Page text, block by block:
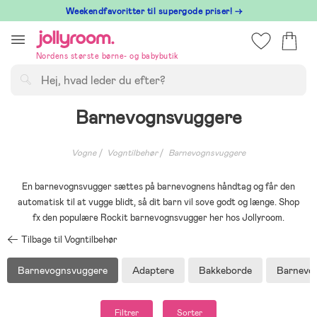
till
innehållet
⁠ Weekendfavoritter til supergode priser! →
Nordens største børne- og babybutik
Barnevognsvuggere
Vogne Vogntilbehør Barnevognsvuggere
En barnevognsvugger sættes på barnevognens håndtag og får den
automatisk til at vugge blidt, så dit barn vil sove godt og længe. Shop
fx den populære Rockit barnevognsvugger her hos Jollyroom.
Tilbage til Vogntilbehør
Barnevognsvuggere Adaptere Bakkeborde
Filtrer Sorter